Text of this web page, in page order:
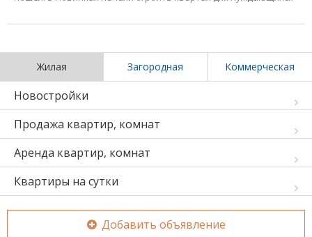
Жилая Загородная Коммерческая
Новостройки
Продажа квартир, комнат
Аренда квартир, комнат
Квартиры на сутки
Добавить объявление